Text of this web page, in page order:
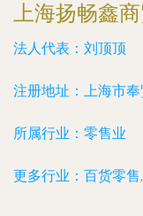
上海扬畅鑫
法人代表： 刘顶顶
注册地址： 上海市
所属行业： 零售业
更多行业： 百货零